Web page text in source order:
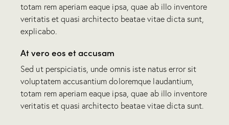
totam rem aperiam eaque ipsa, quae ab illo inventore
veritatis et quasi architecto beatae vitae dicta sunt,
explicabo.
At vero eos et accusam
Sed ut perspiciatis, unde omnis iste natus error sit
voluptatem accusantium doloremque laudantium,
totam rem aperiam eaque ipsa, quae ab illo inventore
veritatis et quasi architecto beatae vitae dicta sunt.